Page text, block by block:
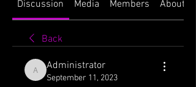
Discussion Media Members About
Back
Administrator
Administrator
September 11, 2023